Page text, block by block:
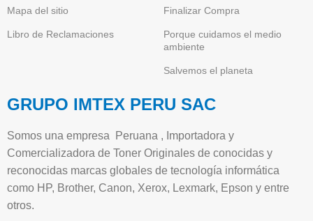
Mapa del sitio
Libro de Reclamaciones
Finalizar Compra
Porque cuidamos el medio
ambiente
Salvemos el planeta
GRUPO IMTEX PERU SAC
Somos una empresa Peruana , Importadora y
Comercializadora de Toner Originales de conocidas y
reconocidas marcas globales de tecnología informática
como HP, Brother, Canon, Xerox, Lexmark, Epson y entre
otros.